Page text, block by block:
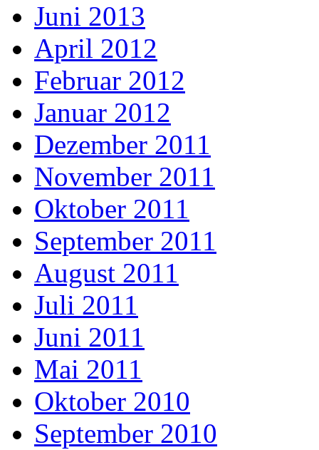
Juni 2013
April 2012
Februar 2012
Januar 2012
Dezember 2011
November 2011
Oktober 2011
September 2011
August 2011
Juli 2011
Juni 2011
Mai 2011
Oktober 2010
September 2010